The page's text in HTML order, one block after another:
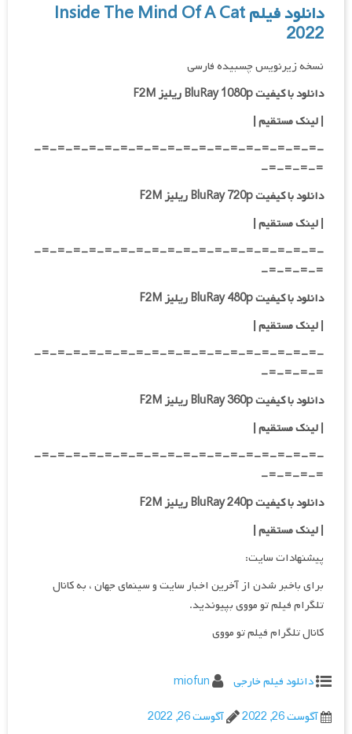
دانلود فیلم Inside The Mind Of A Cat
2022
نسخه زیرنویس چسبیده فارسی
دانلود با کیفیت BluRay 1080p ریلیز F2M
|لینک مستقیم|
-=-=-=-=-=-=-=-=-=-=-=-=-=-=-=-=-=-=-
=-=-=-=-
دانلود با کیفیت BluRay 720p ریلیز F2M
| لینک مستقیم|
-=-=-=-=-=-=-=-=-=-=-=-=-=-=-=-=-=-=-
=-=-=-=-
دانلود با کیفیت BluRay 480p ریلیز F2M
| لینک مستقیم|
-=-=-=-=-=-=-=-=-=-=-=-=-=-=-=-=-=-=-
=-=-=-=-
دانلود با کیفیت BluRay 360p ریلیز F2M
| لینک مستقیم|
-=-=-=-=-=-=-=-=-=-=-=-=-=-=-=-=-=-=-
=-=-=-=-
دانلود با کیفیت BluRay 240p ریلیز F2M
| لینک مستقیم|
پیشنهادات سایت:
برای باخبر شدن از آخرین اخبار سایت و سینمای جهان ، به کانال
تلگرام فیلم تو مووی بپیوندید.
کانال تلگرام فیلم تو مووی
دانلود فیلم خارجی
miofun
آگوست 26, 2022
آگوست 26, 2022